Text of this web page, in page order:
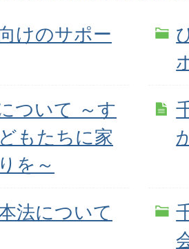
けのサポー
ついて ～す
もたちに家
を～
法について